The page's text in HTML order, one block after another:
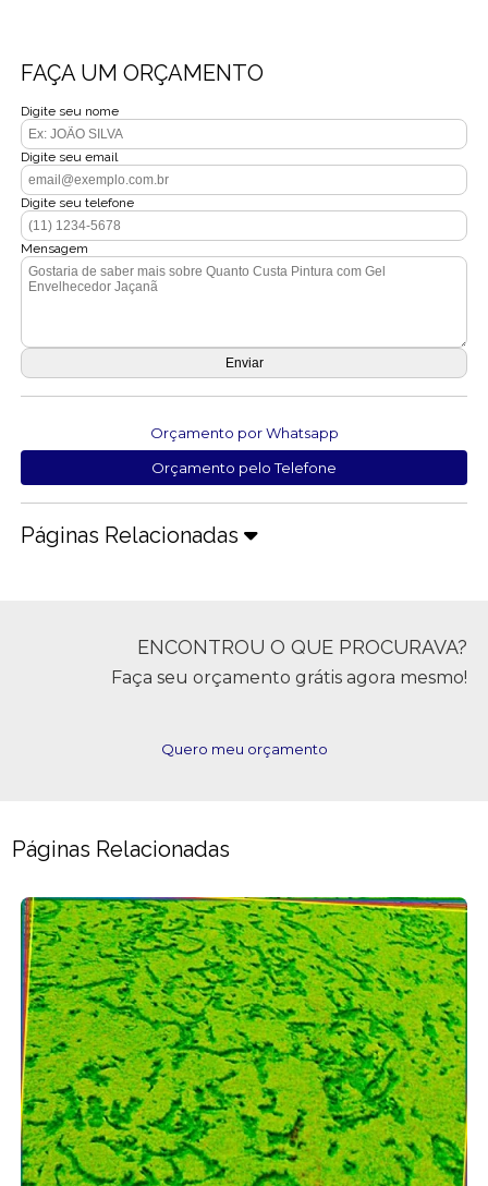
FAÇA UM ORÇAMENTO
Digite seu nome
Digite seu email
Digite seu telefone
Mensagem
Orçamento por Whatsapp
Orçamento pelo Telefone
Páginas Relacionadas
ENCONTROU O QUE PROCURAVA?
Faça seu orçamento grátis agora mesmo!
Quero meu orçamento
Páginas Relacionadas